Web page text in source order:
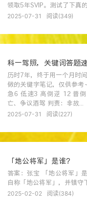
领取5年SVIP。测试了下真
2025-07-31 阅读(349)
科一驾照，关键词答题
历时7年，终于用一个月时
做的关键字笔记，仅供参
急6 低速3 高倒逆 12 普
亡、争议酒驾 判责：非故...
2025-07-31 阅读(227)
「地公将军」是谁？
答案：张宝 「地公将军」
自称「地公将军」，并镇守
2025-02-02 阅读(384)